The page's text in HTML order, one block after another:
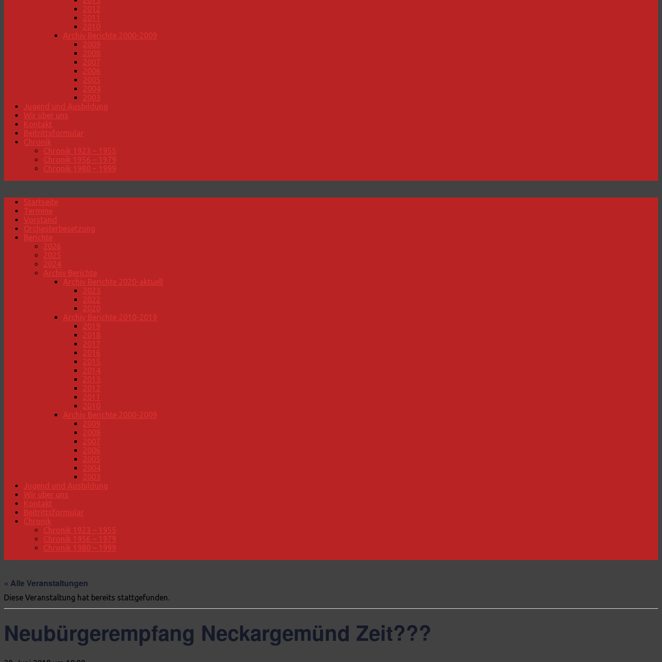
2012
2011
2010
Archiv Berichte 2000-2009
2009
2008
2007
2006
2005
2004
2003
Jugend und Ausbildung
Wir über uns
Kontakt
Beitrittsformular
Chronik
Chronik 1923 – 1955
Chronik 1956 – 1979
Chronik 1980 – 1999
Startseite
Termine
Vorstand
Orchesterbesetzung
Berichte
2026
2025
2024
Archiv Berichte
Archiv Berichte 2020-aktuell
2023
2022
2020
Archiv Berichte 2010-2019
2019
2018
2017
2016
2015
2014
2013
2012
2011
2010
Archiv Berichte 2000-2009
2009
2008
2007
2006
2005
2004
2003
Jugend und Ausbildung
Wir über uns
Kontakt
Beitrittsformular
Chronik
Chronik 1923 – 1955
Chronik 1956 – 1979
Chronik 1980 – 1999
« Alle Veranstaltungen
Diese Veranstaltung hat bereits stattgefunden.
Neubürgerempfang Neckargemünd Zeit???